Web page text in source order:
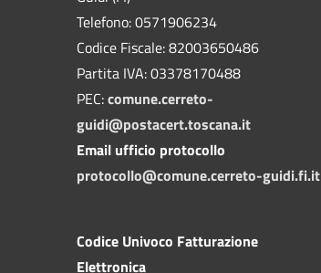
Telefono: 0571906234
Codice Fiscale: 82003650486
Partita IVA: 03378170488
PEC:comune.cerreto-
guidi@postacert.toscana.it
Email ufficio protocollo
protocollo@comune.cerreto-guidi.fi.it
Codice Univoco Fatturazione
Elettronica